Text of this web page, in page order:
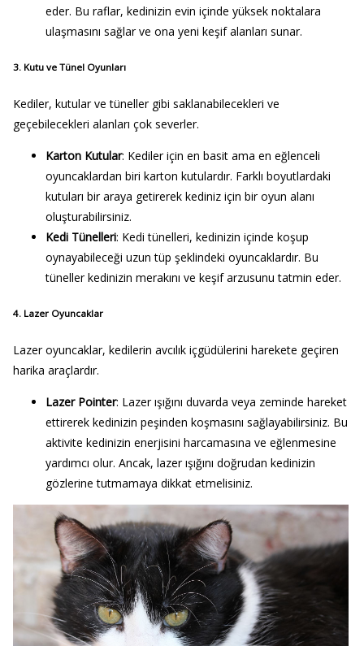
eder. Bu raflar, kedinizin evin içinde yüksek noktalara
ulaşmasını sağlar ve ona yeni keşif alanları sunar.
3. Kutu ve Tünel Oyunları
Kediler, kutular ve tüneller gibi saklanabilecekleri ve
geçebilecekleri alanları çok severler.
Karton Kutular: Kediler için en basit ama en eğlenceli
oyuncaklardan biri karton kutulardır. Farklı boyutlardaki
kutuları bir araya getirerek kediniz için bir oyun alanı
oluşturabilirsiniz.
Kedi Tünelleri: Kedi tünelleri, kedinizin içinde koşup
oynayabileceği uzun tüp şeklindeki oyuncaklardır. Bu
tüneller kedinizin merakını ve keşif arzusunu tatmin eder.
4. Lazer Oyuncaklar
Lazer oyuncaklar, kedilerin avcılık içgüdülerini harekete geçiren
harika araçlardır.
Lazer Pointer: Lazer ışığını duvarda veya zeminde hareket
ettirerek kedinizin peşinden koşmasını sağlayabilirsiniz. Bu
aktivite kedinizin enerjisini harcamasına ve eğlenmesine
yardımcı olur. Ancak, lazer ışığını doğrudan kedinizin
gözlerine tutmamaya dikkat etmelisiniz.